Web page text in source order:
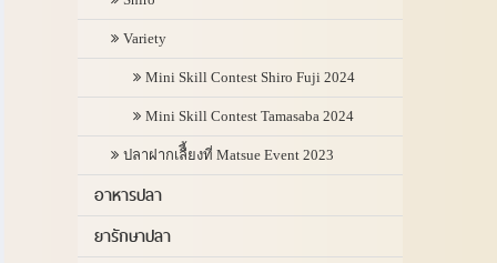
Variety
Mini Skill Contest Shiro Fuji 2024
Mini Skill Contest Tamasaba 2024
ปลาฝากเลืี้ยงที่ Matsue Event 2023
อาหารปลา
ยารักษาปลา